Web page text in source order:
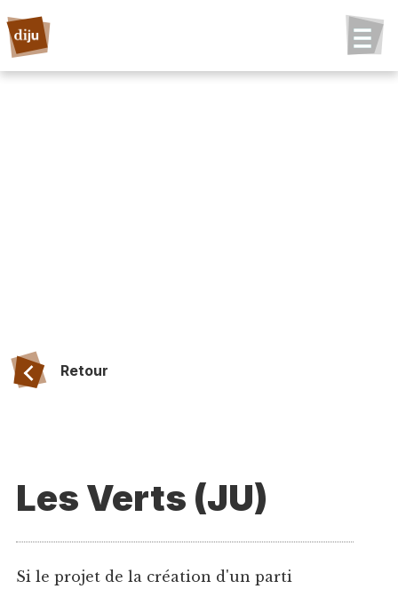
Retour
Les Verts (JU)
Si le projet de la création d'un parti